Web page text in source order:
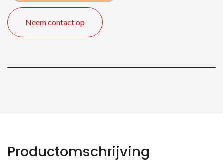
85″/
216
cm
Neem contact op
Productomschrijving